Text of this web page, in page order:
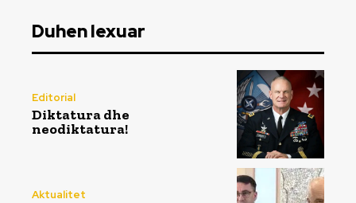
Duhen lexuar
Editorial
Diktatura dhe
neodiktatura!
Aktualitet